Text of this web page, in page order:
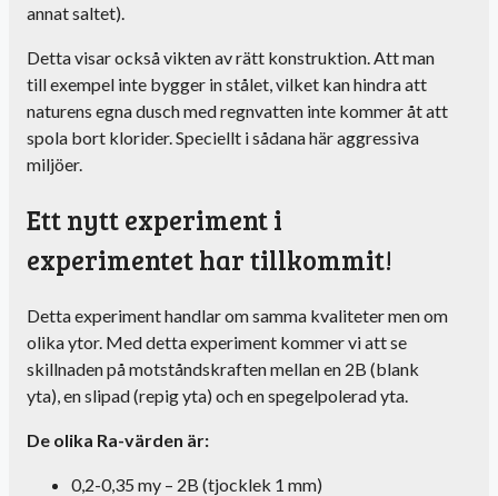
annat saltet).
Detta visar också vikten av rätt konstruktion. Att man
till exempel inte bygger in stålet, vilket kan hindra att
naturens egna dusch med regnvatten inte kommer åt att
spola bort klorider. Speciellt i sådana här aggressiva
miljöer.
Ett nytt experiment i
experimentet har tillkommit!
Detta experiment handlar om samma kvaliteter men om
olika ytor. Med detta experiment kommer vi att se
skillnaden på motståndskraften mellan en 2B (blank
yta), en slipad (repig yta) och en spegelpolerad yta.
De olika Ra-värden är:
0,2-0,35 my – 2B (tjocklek 1 mm)